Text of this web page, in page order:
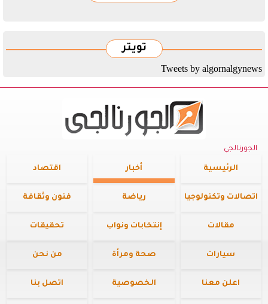
تويتر
Tweets by algornalgynews
الجورنالجي
الرئيسية أخبار اقتصاد
اتصالات وتكنولوجيا رياضة فنون وثقافة
مقالات إنتخابات ونواب تحقيقات
سيارات صحة ومرأة من نحن
اعلن معنا الخصوصية اتصل بنا